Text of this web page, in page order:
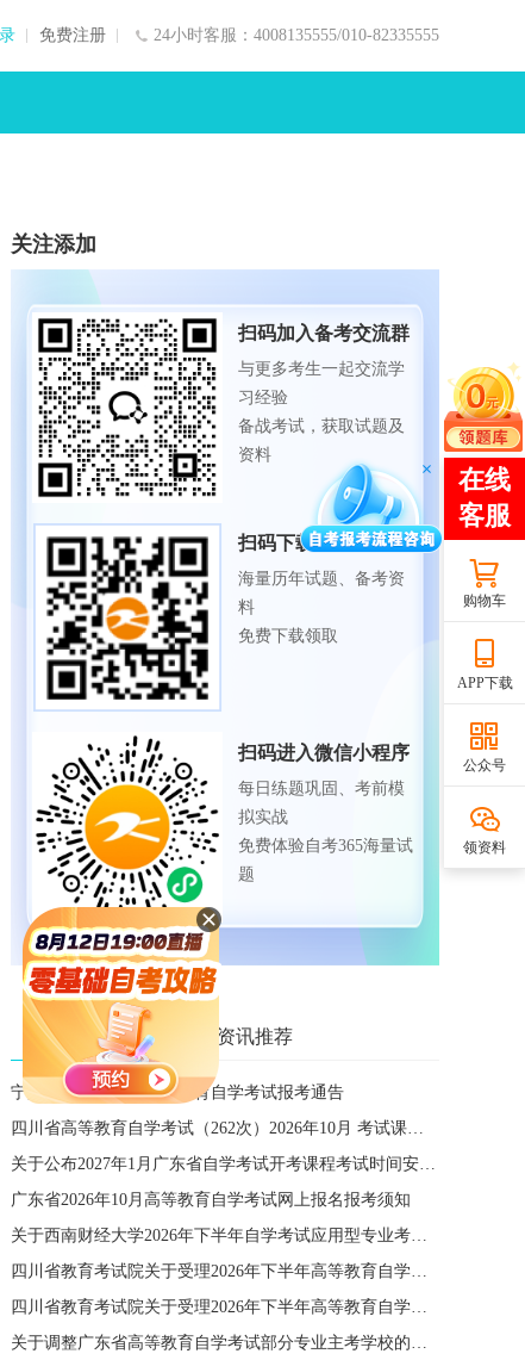
24小时客服：4008135555/010-82335555
免费注册
关注添加
扫码加入备考交流群
与更多考生一起交流学
习经验
备战考试，获取试题及
资料
扫码下载APP
海量历年试题、备考资
料
免费下载领取
扫码进入微信小程序
每日练题巩固、考前模
拟实战
免费体验自考365海量试
题
相关资讯推荐 热门资讯推荐
宁夏2026年下半年高等教育自学考试报考通告
四川省高等教育自学考试（262次）2026年10月 考试课程简表
关于公布2027年1月广东省自学考试开考课程考试时间安排和使用教材的通知
广东省2026年10月高等教育自学考试网上报名报考须知
关于西南财经大学2026年下半年自学考试应用型专业考籍更改办理的通知
四川省教育考试院关于受理2026年下半年高等教育自学考试省际转考申请的通告
四川省教育考试院关于受理2026年下半年高等教育自学考试考籍更改申请的通告
关于调整广东省高等教育自学考试部分专业主考学校的通知
购物车
APP下载
公众号
领资料